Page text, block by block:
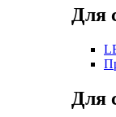
Для
Для